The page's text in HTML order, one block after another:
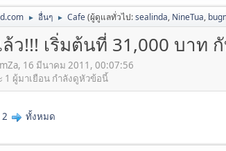
► อื่นๆ ► Cafe(ผู้ดูแลทั่วไป:sealinda, NineTua,
ว!!! เริ่มต้นที่ 31,000 บาท
16 มีนาคม 2011, 00:07:56
1 ผู้มาเยือน กำลังดูหัวข้อนี้
2 ทั้งหมด